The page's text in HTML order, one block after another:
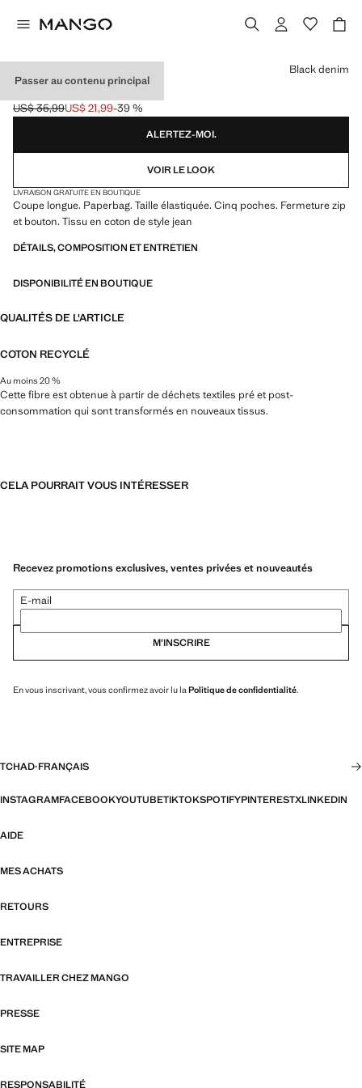
Passer au contenu principal
JEAN PAPERBAG
Prix initial barré [US$ 35,99 ]
US$ 35,99
Prix actuel [US$ 21,99 ]
US$ 21,99-39 %
Choisissez une couleur
Black denim
ALERTEZ-MOI.
VOIR LE LOOK
LIVRAISON GRATUITE EN BOUTIQUE
Coupe longue. Paperbag. Taille élastiquée. Cinq poches. Fermeture zip
et bouton. Tissu en coton de style jean
DÉTAILS, COMPOSITION ET ENTRETIEN
DISPONIBILITÉ EN BOUTIQUE
QUALITÉS DE L'ARTICLE
COTON RECYCLÉ
Au moins 20 %
Cette fibre est obtenue à partir de déchets textiles pré et post-
consommation qui sont transformés en nouveaux tissus.
CELA POURRAIT VOUS INTÉRESSER
Recevez promotions exclusives, ventes privées et nouveautés
E-mail
M’INSCRIRE
En vous inscrivant, vous confirmez avoir lu laPolitique de confidentialité.
TCHAD·FRANÇAIS
INSTAGRAMFACEBOOKYOUTUBETIKTOKSPOTIFYPINTERESTXLINKEDIN
AIDE
MES ACHATS
RETOURS
ENTREPRISE
TRAVAILLER CHEZ MANGO
PRESSE
SITE MAP
RESPONSABILITÉ